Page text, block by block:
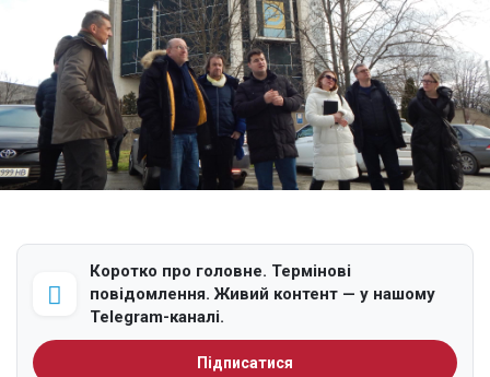
Коротко про головне. Термінові
повідомлення. Живий контент — у нашому
Telegram-каналі.
Підписатися